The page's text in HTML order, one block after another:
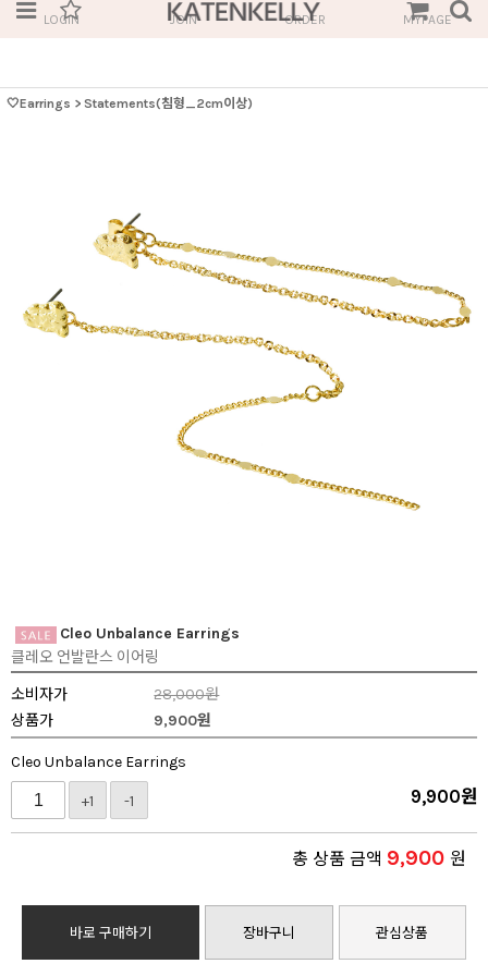
LOGIN JOIN ORDER MYPAGE
🤍Earrings > Statements(침형_2cm이상)
Cleo Unbalance Earrings
클레오 언발란스 이어링
소비자가
28,000원
상품가
9,900원
Cleo Unbalance Earrings
+1 -1 9,900원
총 상품 금액 9,900 원
바로 구매하기 장바구니 관심상품